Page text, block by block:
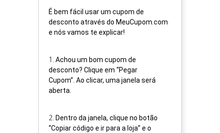
É bem fácil usar um cupom de
desconto através do MeuCupom.com
e nós vamos te explicar!
1 . Achou um bom cupom de
desconto? Clique em “Pegar
Cupom”. Ao clicar, uma janela será
aberta.
2. Dentro da janela, clique no botão
“Copiar código e ir para a loja” e o